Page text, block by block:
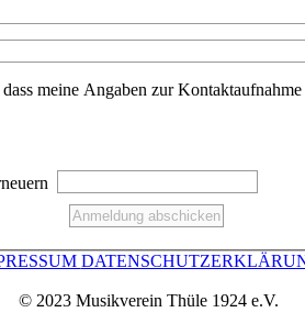
meine Angaben zur
© 2023 Musikverein Thüle 1924 e.V.